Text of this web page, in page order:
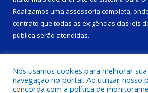
Realizamos uma assessoria completa,
contrato que todas as exigências das leis
pública serão atendidas.
Nós usamos cookies para melhorar
navegação no portal. Ao utilizar nosso
concorda com a política de